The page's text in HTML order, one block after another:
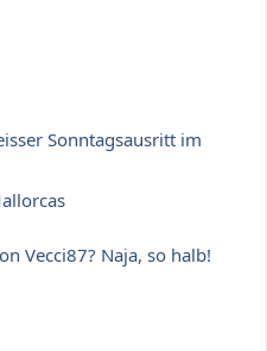
Sonntagsausritt im
Vecci87? Naja, so halb!